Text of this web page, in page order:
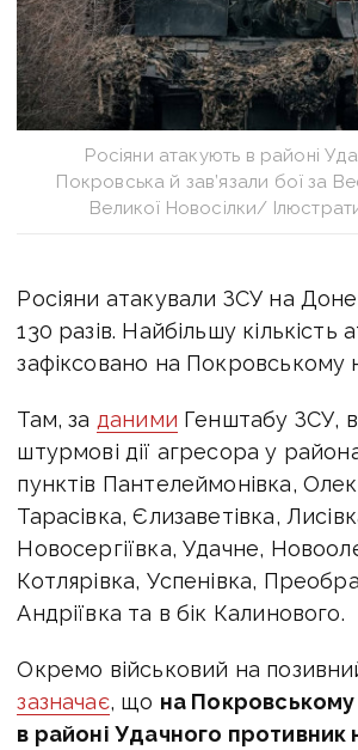
Росіяни атакують в районі
Покровська й зав’язали бої за
Великої Новосілки/
Росіяни атакували ЗСУ на
130 разів. Найбільшу кількість
зафіксовано на Покровському
Там, за даними Генштабу ЗСУ,
штурмові дії агресора у
пунктів Пантелеймонівка,
Тарасівка, Єлизаветівка,
Новосергіївка, Удачне,
Котлярівка, Успенівка,
Андріївка та в бік Калинового.
Окремо військовий на
зазначає, що на
в районі Удачного противник